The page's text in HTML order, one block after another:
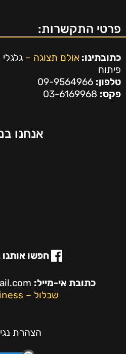
פרטי התקשרות:
כתובתינו: אולם תצוגה –
פיתוח
טלפון:
פקס:
אנחנו
חפשו אותנו
כתובת אי-מייל:
שבלול – my business
הצהרת